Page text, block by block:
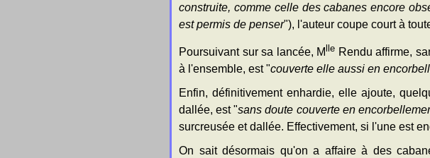
construite, comme celle des cabanes encore
est permis de penser"), l'auteur coupe court à
Poursuivant sur sa lancée, M lle Rendu affirme,
à l'ensemble, est "couverte elle aussi en
Enfin, définitivement enhardie, elle ajoute,
dallée, est "sans doute couverte en
surcreusée et dallée. Effectivement, si l'une est
On sait désormais qu'on a affaire à des